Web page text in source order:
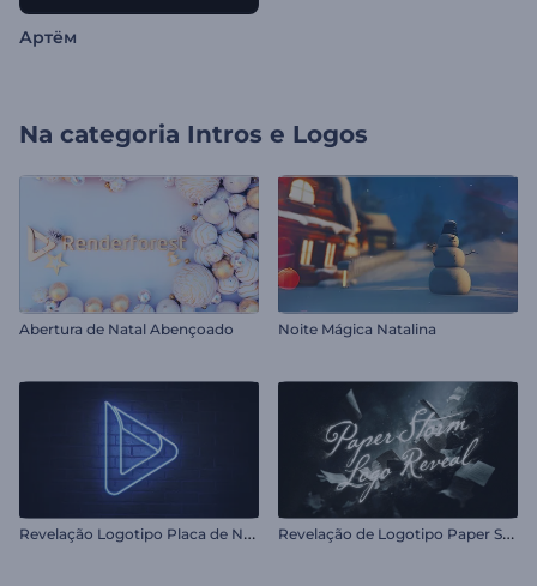
Артём
Na categoria Intros e Logos
Abertura de Natal Abençoado Noite Mágica Natalina
R
evelação Logotipo Placa de Néon R
evelação de Logotipo Paper Storm